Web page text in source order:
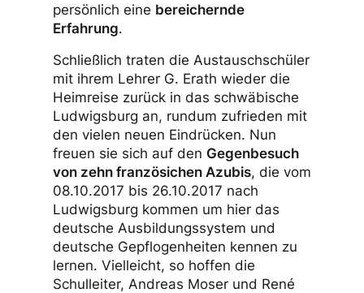
persönlich eine bereichernde
Erfahrung.
Schließlich traten die Austauschschüler
mit ihrem Lehrer G. Erath wieder die
Heimreise zurück in das schwäbische
Ludwigsburg an, rundum zufrieden mit
den vielen neuen Eindrücken. Nun
freuen sie sich auf den Gegenbesuch
von zehn französichen Azubis, die vom
08.10.2017 bis 26.10.2017 nach
Ludwigsburg kommen um hier das
deutsche Ausbildungssystem und
deutsche Gepflogenheiten kennen zu
lernen. Vielleicht, so hoffen die
Schulleiter, Andreas Moser und René